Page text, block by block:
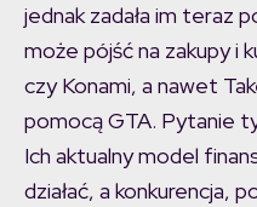
jednak zadała im teraz
może pójść na zakupy i
czy Konami, a nawet
pomocą GTA. Pytanie
Ich aktualny model
działać, a konkurencja,